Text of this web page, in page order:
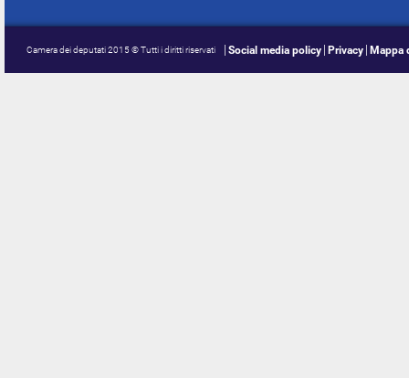
Camera dei deputati 2015 © Tutti i diritti riservati Social media policy Privacy Mappa